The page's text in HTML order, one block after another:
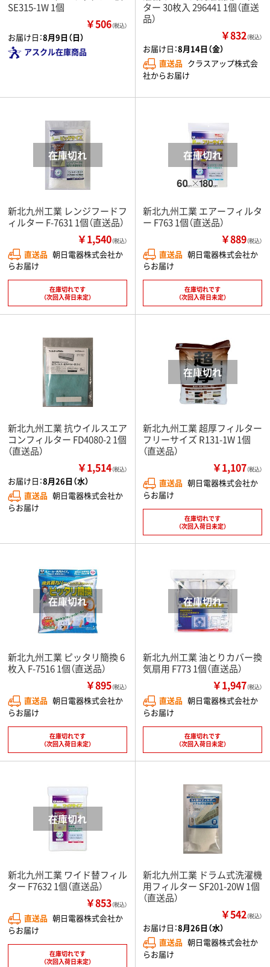
SE315-1W 1個
￥506（税込）
お届け日：8月9日（日）
アスクル在庫商品
ター 30枚入 296441 1個（直送
品）
￥832（税込）
お届け日：8月14日（金）
直送品 クラスアップ株式会
社からお届け
新北九州工業 レンジフードフ
ィルター F-7631 1個（直送品）
￥1,540（税込）
直送品 朝日電器株式会社か
らお届け
在庫切れです
（次回入荷日未定）
新北九州工業 エアーフィルタ
ー F763 1個（直送品）
￥889（税込）
直送品 朝日電器株式会社か
らお届け
在庫切れです
（次回入荷日未定）
新北九州工業 抗ウイルスエア
コンフィルター FD4080-2 1個
（直送品）
￥1,514（税込）
お届け日：8月26日（水）
直送品 朝日電器株式会社か
らお届け
新北九州工業 超厚フィルター
フリーサイズ R131-1W 1個
（直送品）
￥1,107（税込）
直送品 朝日電器株式会社か
らお届け
在庫切れです
（次回入荷日未定）
新北九州工業 ピッタリ簡換 6
枚入 F-7516 1個（直送品）
￥895（税込）
直送品 朝日電器株式会社か
らお届け
在庫切れです
（次回入荷日未定）
新北九州工業 油とりカバー換
気扇用 F773 1個（直送品）
￥1,947（税込）
直送品 朝日電器株式会社か
らお届け
在庫切れです
（次回入荷日未定）
新北九州工業 ワイド替フィル
ター F7632 1個（直送品）
￥853（税込）
直送品 朝日電器株式会社か
らお届け
在庫切れです
（次回入荷日未定）
新北九州工業 ドラム式洗濯機
用フィルター SF201-20W 1個
（直送品）
￥542（税込）
お届け日：8月26日（水）
直送品 朝日電器株式会社か
らお届け